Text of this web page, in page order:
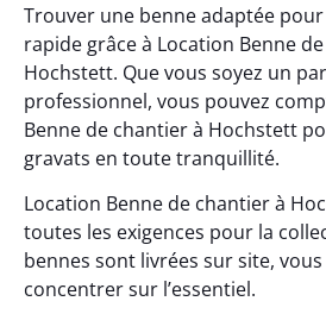
Trouver une benne adaptée
rapide grâce à Location Benne
Hochstett. Que vous soyez un
professionnel, vous pouvez
Benne de chantier à Hochstett
gravats en toute tranquillité.
Location Benne de chantier à
toutes les exigences pour la
bennes sont livrées sur site,
concentrer sur l’essentiel.